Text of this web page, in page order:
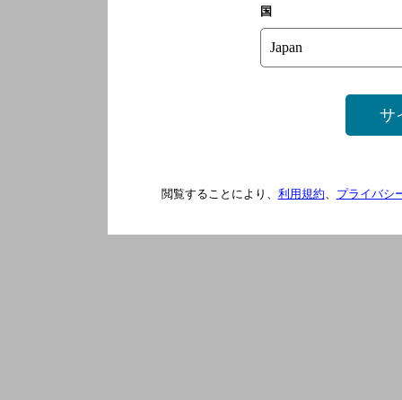
国
サ
閲覧することにより、 利用規約 プライバシ